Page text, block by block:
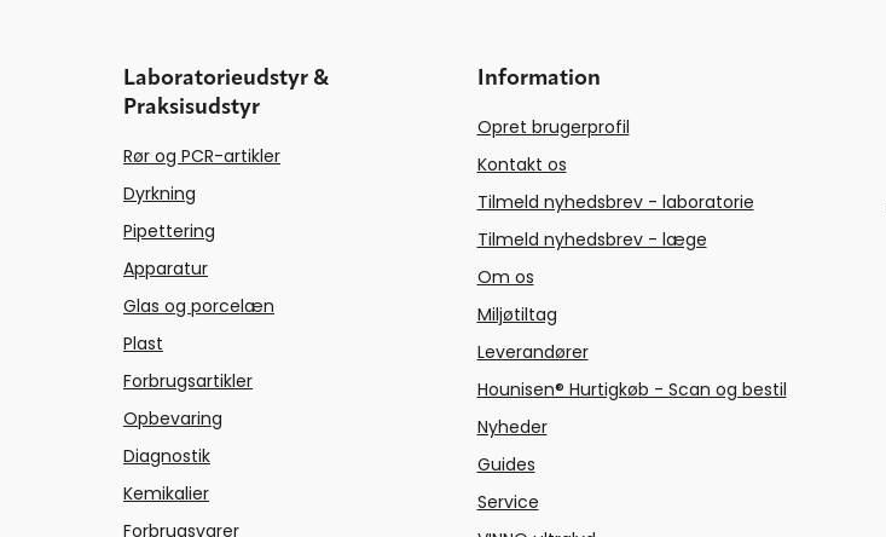
Laboratorieudstyr &
Praksisudstyr
Rør og PCR-artikler
Dyrkning
Pipettering
Apparatur
Glas og porcelæn
Plast
Forbrugsartikler
Opbevaring
Diagnostik
Kemikalier
Forbrugsvarer
Information
Opret brugerprofil
Kontakt os
Tilmeld nyhedsbrev - laboratorie
Tilmeld nyhedsbrev - læge
Om os
Miljøtiltag
Leverandører
Hounisen® Hurtigkøb - Scan og bestil
Nyheder
Guides
Service